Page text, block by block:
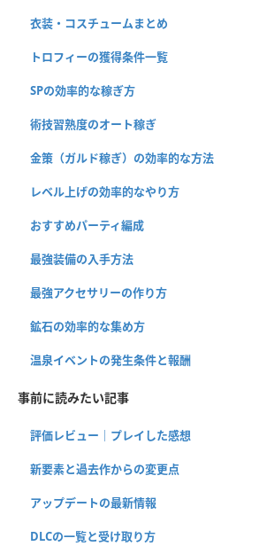
衣装・コスチュームまとめ
トロフィーの獲得条件一覧
SPの効率的な稼ぎ方
術技習熟度のオート稼ぎ
金策（ガルド稼ぎ）の効率的な方法
レベル上げの効率的なやり方
おすすめパーティ編成
最強装備の入手方法
最強アクセサリーの作り方
鉱石の効率的な集め方
温泉イベントの発生条件と報酬
事前に読みたい記事
評価レビュー｜プレイした感想
新要素と過去作からの変更点
アップデートの最新情報
DLCの一覧と受け取り方